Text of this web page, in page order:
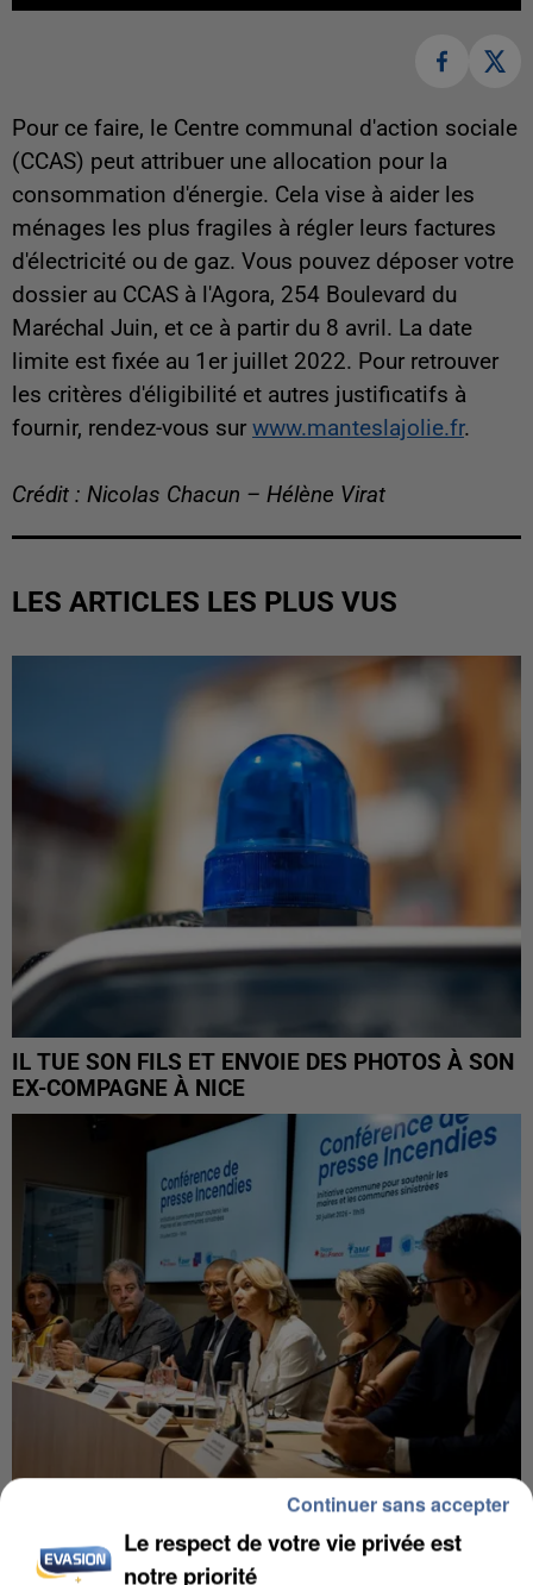
Pour ce faire, le Centre communal d'action sociale
(CCAS) peut attribuer une allocation pour la
consommation d'énergie. Cela vise à aider les
ménages les plus fragiles à régler leurs factures
d'électricité ou de gaz. Vous pouvez déposer votre
dossier au CCAS à l'Agora, 254 Boulevard du
Maréchal Juin, et ce à partir du 8 avril. La date
limite est fixée au 1er juillet 2022. Pour retrouver
les critères d'éligibilité et autres justificatifs à
fournir, rendez-vous sur www.manteslajolie.fr.
Crédit : Nicolas Chacun – Hélène Virat
LES ARTICLES LES PLUS VUS
IL TUE SON FILS ET ENVOIE DES PHOTOS À SON
EX-COMPAGNE À NICE
INCENDIES : L’ÎLE-DE-FRANCE LANCE UN ÉLAN
DE SOLIDARITÉ AVEC LES...
Le respect de votre vie privée est
notre priorité
Continuer sans accepter